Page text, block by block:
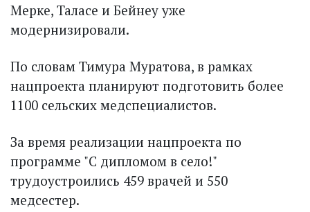
Мерке, Таласе и Бейнеу уже
модернизировали.
По словам Тимура Муратова, в рамках
нацпроекта планируют подготовить более
1100 сельских медспециалистов.
За время реализации нацпроекта по
программе "С дипломом в село!"
трудоустроились 459 врачей и 550
медсестер.